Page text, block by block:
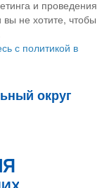
и проведения
вы не хотите, чтобы
с политикой в